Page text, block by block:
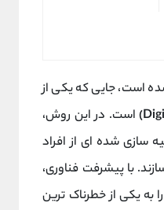
است، جایی که یکی از
است. در این روش،
‌سازی ‌شده ‌ای از افراد
با پیشرفت فناوری،
یکی از خطرناک ‌ترین